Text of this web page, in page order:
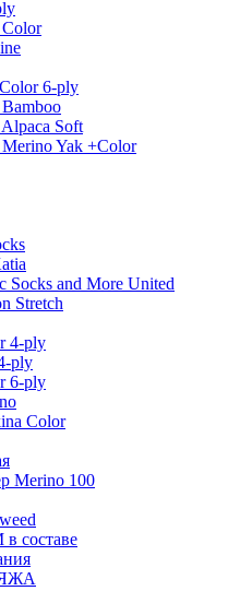
6-ply
Soft
Yak +Color
Socks and More United
Stretch
4-ply
ply
6-ply
Color
Merino 100
составе